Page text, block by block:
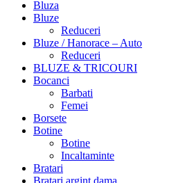
Bluza
Bluze
Reduceri
Bluze / Hanorace – Auto
Reduceri
BLUZE & TRICOURI
Bocanci
Barbati
Femei
Borsete
Botine
Botine
Incaltaminte
Bratari
Bratari argint dama